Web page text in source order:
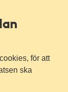
för att
ska